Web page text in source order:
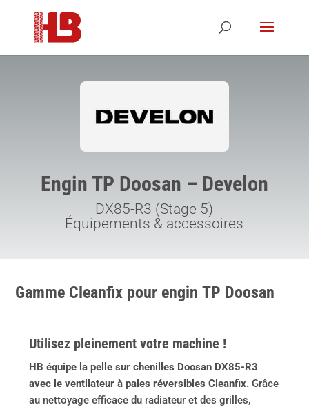
Engin TP Doosan – Develon
DX85-R3 (Stage 5)
Équipements & accessoires
Gamme Cleanfix pour engin TP Doosan
Utilisez pleinement votre machine !
HB équipe la pelle sur chenilles Doosan DX85-R3
avec le ventilateur à pales réversibles Cleanfix. Grâce
au nettoyage efficace du radiateur et des grilles,